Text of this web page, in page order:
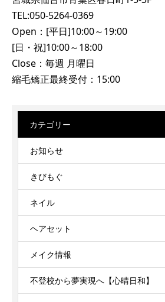
TEL:050-5264-0369
Open：[平日]10:00～19:00
[日・祝]10:00～18:00
Close：毎週 月曜日
縮毛矯正最終受付：15:00
カテゴリー
お知らせ
きびもぐ
ネイル
ヘアセット
メイク情報
不登校から夢実現へ【心晴日和】